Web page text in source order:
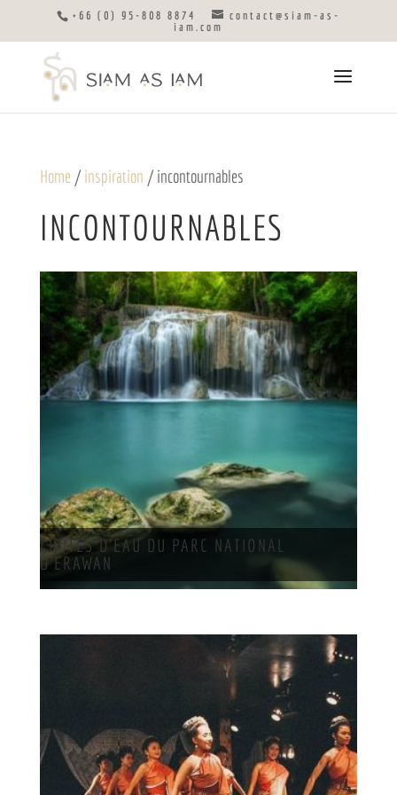
+66 (0) 95-808 8874
contact@siam-as-
iam.com
Home /inspiration / incontournables
INCONTOURNABLES
CHUTES D’EAU DU PARC NATIONAL
D’ERAWAN